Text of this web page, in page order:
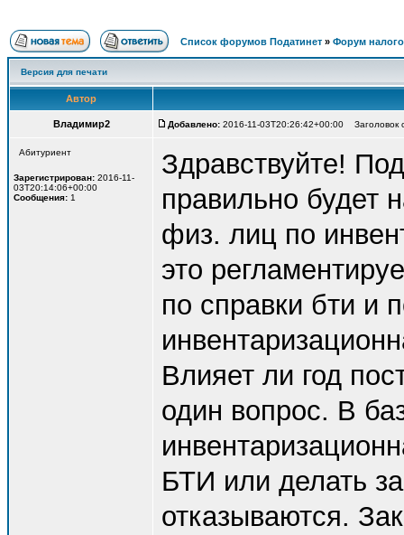
Список форумов Податинет » Форум
Версия для печати
Автор
Владимир2 Добавлено: 2016-11-03T20:26:42+00:00 Заголовок
Абитуриент
Зарегистрирован: 2016-11-
03T20:14:06+00:00
Сообщения: 1
Здравствуйте!
правильно будет
физ. лиц по
это
по справки бти и
Влияет ли год
один вопрос. В
БТИ или делать
отказываются.